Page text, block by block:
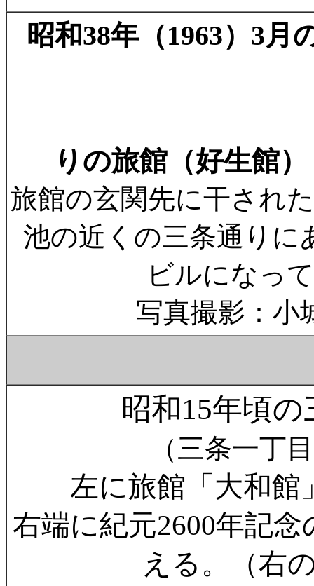
昭和38年（1963）3月
りの旅館（好生館）
旅館の玄関先に干され
池の近くの三条通りに
ビルになっ
写真撮影：小
昭和15年頃の
（三条一丁
左に旅館「大和館
右端に紀元2600年記
える。（右